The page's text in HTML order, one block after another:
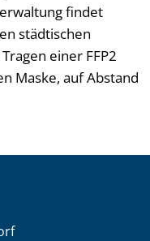
findet
städtischen
einer FFP2
Maske, auf Abstand